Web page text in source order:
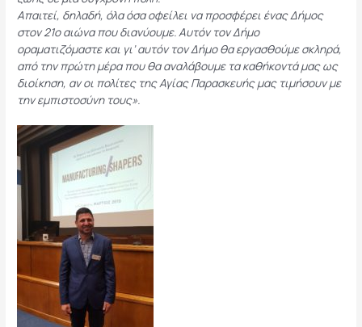
Απαιτεί, δηλαδή, όλα όσα οφείλει να προσφέρει ένας Δήμος
στον 21ο αιώνα που διανύουμε. Αυτόν τον Δήμο
οραματιζόμαστε και γι’ αυτόν τον Δήμο θα εργασθούμε σκληρά,
από την πρώτη μέρα που θα αναλάβουμε τα καθήκοντά μας ως
διοίκηση, αν οι πολίτες της Αγίας Παρασκευής μας τιμήσουν με
την εμπιστοσύνη τους».